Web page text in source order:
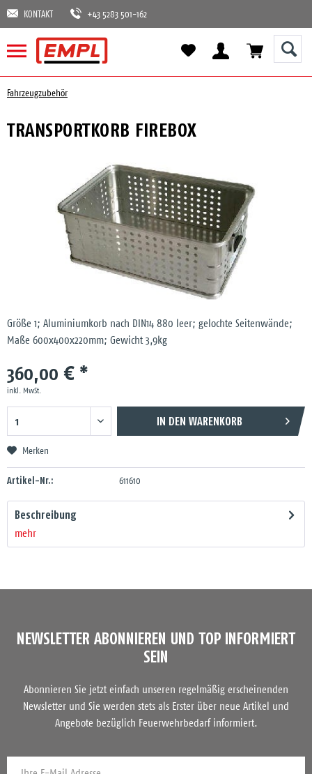
KONTAKT +43 5283 501-162
Fahrzeugzubehör
TRANSPORTKORB FIREBOX
Größe 1; Aluminiumkorb nach DIN14 880 leer; gelochte Seitenwände;
Maße 600x400x220mm; Gewicht 3,9kg
360,00 € *
inkl. MwSt.
IN DEN WARENKORB
Merken
Artikel-Nr.: 611610
Beschreibung
mehr
NEWSLETTER ABONNIEREN UND TOP INFORMIERT
SEIN
Abonnieren Sie jetzt einfach unseren regelmäßig erscheinenden
Newsletter und Sie werden stets als Erster über neue Artikel und
Angebote bezüglich Feuerwehrbedarf informiert.